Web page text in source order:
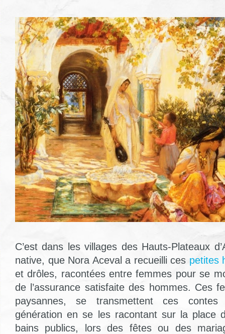
C’est dans les villages des Hauts-Plateaux
native, que Nora Aceval a recueilli ces petites
et drôles, racontées entre femmes pour se
de l’assurance satisfaite des hommes. Ces
paysannes, se transmettent ces
génération en se les racontant sur la place
bains publics, lors des fêtes ou des